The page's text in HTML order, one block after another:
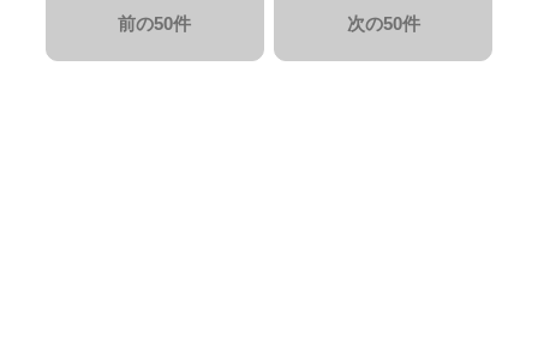
前の50件 次の50件